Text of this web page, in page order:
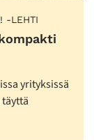
-LEHTI
yrityksissä